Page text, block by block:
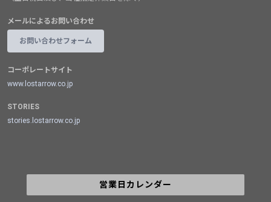
メールによるお問い合わせ
お問い合わせフォーム
コーポレートサイト
www.lostarrow.co.jp
STORIES
stories.lostarrow.co.jp
営業日カレンダー